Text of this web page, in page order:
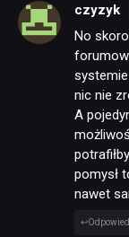
czyzyk
No
nic nie
A
pomysł
nawet